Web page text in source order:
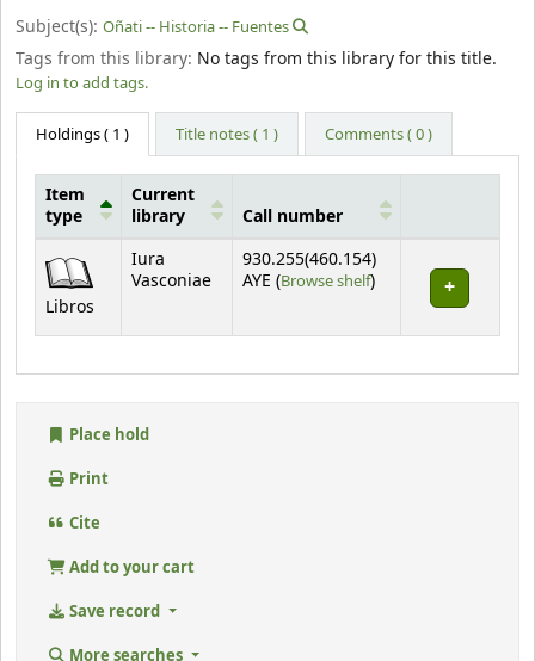
Subject(s): Oñati -- Historia -- Fuentes
Tags from this library: No tags from this library for this title.
Log in to add tags.
Holdings( 1 ) Title notes ( 1 ) Comments ( 0 )
Item
type
Current
library
Call number
Libros
Iura
Vasconiae
930.255(460.154)
AYE (Browse shelf(Opens below)
)
Place hold
Print
Cite
Add to your cart
Save record
More searches